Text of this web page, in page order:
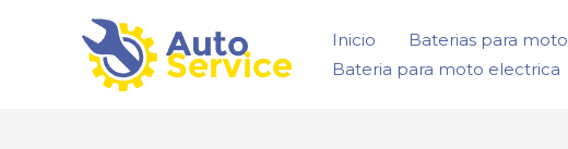
Inicio Baterias para moto
Bateria para moto electrica